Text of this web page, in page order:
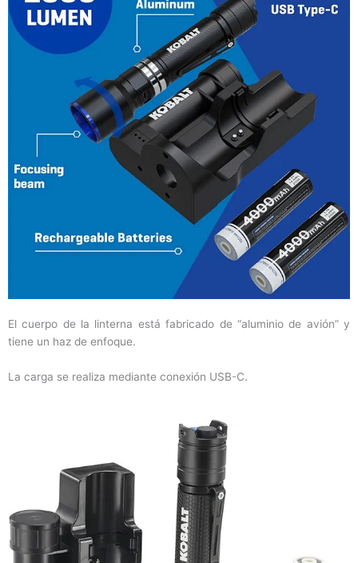
El cuerpo de la linterna está fabricado de “aluminio de avión” y
tiene un haz de enfoque.
La carga se realiza mediante conexión USB-C.